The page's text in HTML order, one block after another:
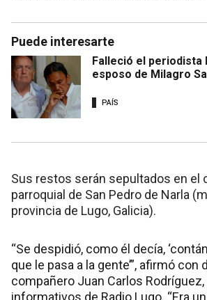
Puede interesarte
Falleció el periodista
esposo de Milagro
PAÍS
Sus restos serán sepultados en el
parroquial de San Pedro de Narla
provincia de Lugo, Galicia).
“Se despidió, como él decía,
que le pasa a la gente’”, afirmó con
compañero Juan Carlos
informativos de Radio Lugo. “Era